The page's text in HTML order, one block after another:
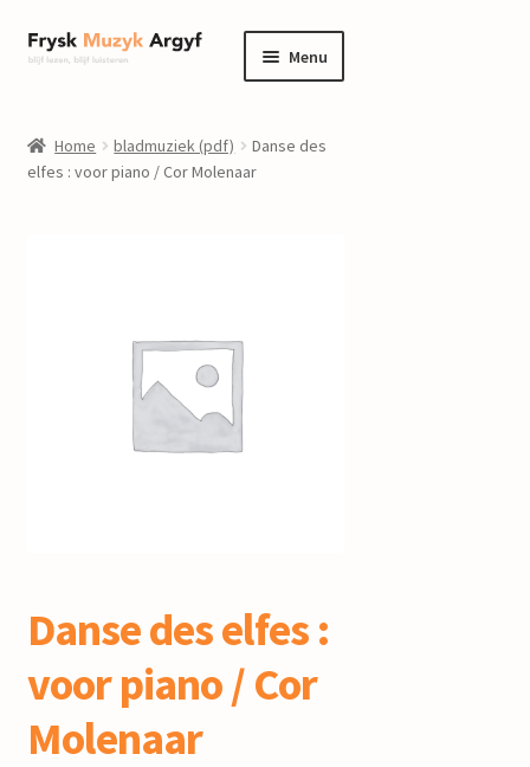
Ga
door
navigatie
Ga
naar
inhoud
Menu
informatie
Home bladmuziek (pdf)
Danse des
elfes : voor piano / Cor Molenaar
Danse des elfes :
voor piano / Cor
Molenaar